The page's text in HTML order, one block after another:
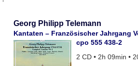
Georg Philipp Telemann
Kantaten – Französischer Jahrgang
cpo 555 438-2
2 CD • 2h 09min •